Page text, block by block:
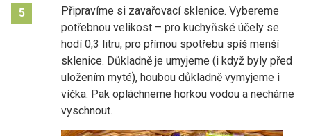
5
Připravíme si zavařovací sklenice. Vybereme
potřebnou velikost – pro kuchyňské účely se
hodí 0,3 litru, pro přímou spotřebu spíš menší
sklenice. Důkladně je umyjeme (i když byly před
uložením myté), houbou důkladně vymyjeme i
víčka. Pak opláchneme horkou vodou a necháme
vyschnout.